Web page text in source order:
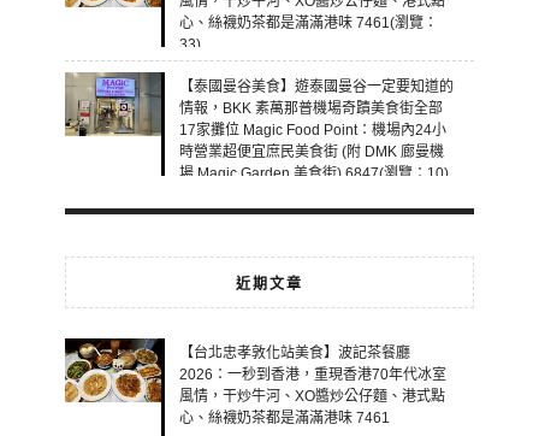
心、絲襪奶茶都是滿滿港味 7461(瀏覽：
33)
【泰國曼谷美食】遊泰國曼谷一定要知道的
情報，BKK 素萬那普機場奇蹟美食街全部
17家攤位 Magic Food Point：機場內24小
時營業超便宜庶民美食街 (附 DMK 廊曼機
場 Magic Garden 美食街) 6847(瀏覽：10)
近期文章
【台北忠孝敦化站美食】波記茶餐廳
2026：一秒到香港，重現香港70年代冰室
風情，干炒牛河、XO醬炒公仔麵、港式點
心、絲襪奶茶都是滿滿港味 7461